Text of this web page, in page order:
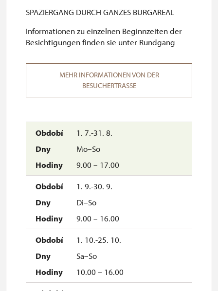
1. 7.-31. 8.
Mo–So
9.00 – 17.00
1. 9.-30. 9.
Di–So
9.00 – 16.00
1. 10.-25. 10.
Sa–So
10.00 – 16.00
SPAZIERGANG DURCH GANZES BURGAREAL
Informationen zu einzelnen Beginnzeiten der
Besichtigungen finden sie unter Rundgang
MEHR INFORMATIONEN VON DER
BESUCHERTRASSE